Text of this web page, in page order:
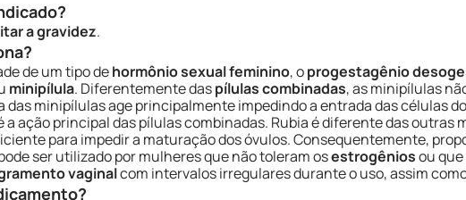
a gravidez.
de um tipo dehormônio sexual feminino, oprogestagênio
minipílula. Diferentemente daspílulas combinadas, as minipílulas
das minipílulas age principalmente impedindo a entrada das células do
a ação principal das pílulas combinadas. Rubia é diferente das
para impedir a maturação dos óvulos. Consequentemente,
ser utilizado por mulheres que não toleram osestrogêniosou
vaginalcom intervalos irregulares durante o uso, assim